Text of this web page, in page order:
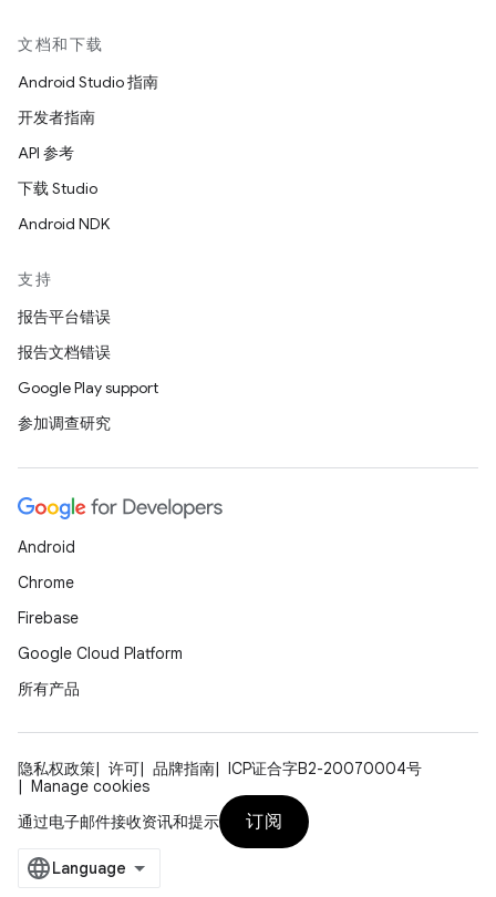
文档和下载
Android Studio 指南
开发者指南
API 参考
下载 Studio
Android NDK
支持
报告平台错误
报告文档错误
Google Play support
参加调查研究
Android
Chrome
Firebase
Google Cloud Platform
所有产品
隐私权政策 许可 品牌指南
ICP证合字B2-20070004号
Manage cookies
通过电子邮件接收资讯和提示
订阅